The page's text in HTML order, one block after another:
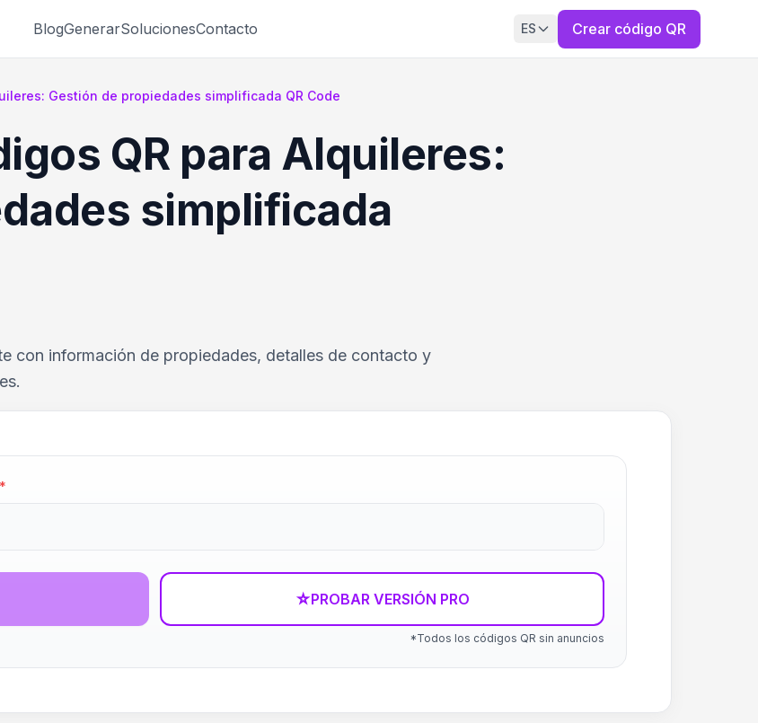
BlogGenerarSolucionesContacto ES Crear código QR
Gestión de propiedades simplificada QR Code
QR para Alquileres:
simplificada
con información de propiedades, detalles de contacto y
*
☆PROBAR VERSIÓN PRO
*Todos los códigos QR sin anuncios